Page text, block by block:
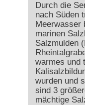
Durch die
nach Süden
Meerwasser
marinen
Salzmulden
warmes und
wurden und
sind 3
mächtige